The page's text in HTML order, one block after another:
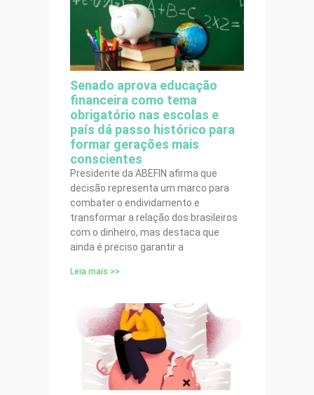
Senado aprova educação
financeira como tema
obrigatório nas escolas e
país dá passo histórico para
formar gerações mais
conscientes
Presidente da ABEFIN afirma que
decisão representa um marco para
combater o endividamento e
transformar a relação dos brasileiros
com o dinheiro, mas destaca que
ainda é preciso garantir a
Leia mais >>